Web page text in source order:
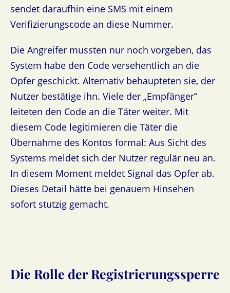
sendet daraufhin eine SMS mit einem
Verifizierungscode an diese Nummer.
Die Angreifer mussten nur noch vorgeben, das
System habe den Code versehentlich an die
Opfer geschickt. Alternativ behaupteten sie, der
Nutzer bestätige ihn. Viele der „Empfänger“
leiteten den Code an die Täter weiter. Mit
diesem Code legitimieren die Täter die
Übernahme des Kontos formal: Aus Sicht des
Systems meldet sich der Nutzer regulär neu an.
In diesem Moment meldet Signal das Opfer ab.
Dieses Detail hätte bei genauem Hinsehen
sofort stutzig gemacht.
Die Rolle der Registrierungssperre